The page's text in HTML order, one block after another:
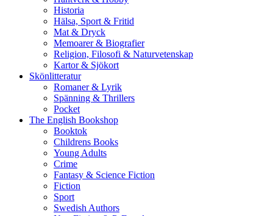
Historia
Hälsa, Sport & Fritid
Mat & Dryck
Memoarer & Biografier
Religion, Filosofi & Naturvetenskap
Kartor & Sjökort
Skönlitteratur
Romaner & Lyrik
Spänning & Thrillers
Pocket
The English Bookshop
Booktok
Childrens Books
Young Adults
Crime
Fantasy & Science Fiction
Fiction
Sport
Swedish Authors